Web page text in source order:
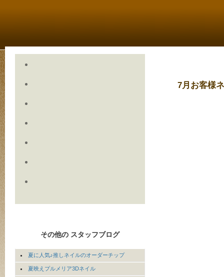
7月お客様
その他の スタッフブログ
夏に人気♪推しネイルのオーダーチップ
夏映えプルメリア3Dネイル